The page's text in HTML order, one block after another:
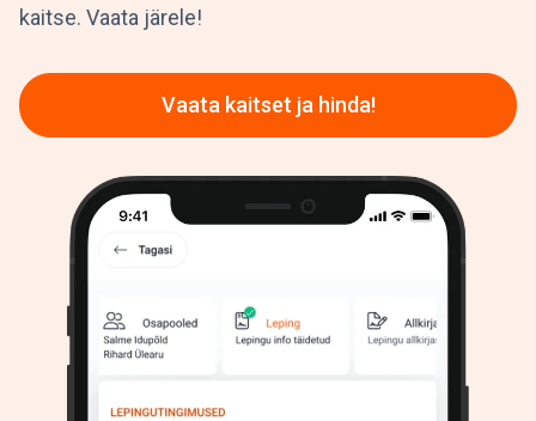
kaitse. Vaata järele!
Vaata kaitset ja hinda!